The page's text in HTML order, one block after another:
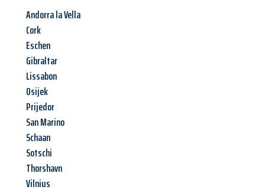
Andorra la Vella
Cork
Eschen
Gibraltar
Lissabon
Osijek
Prijedor
San Marino
Schaan
Sotschi
Thorshavn
Vilnius